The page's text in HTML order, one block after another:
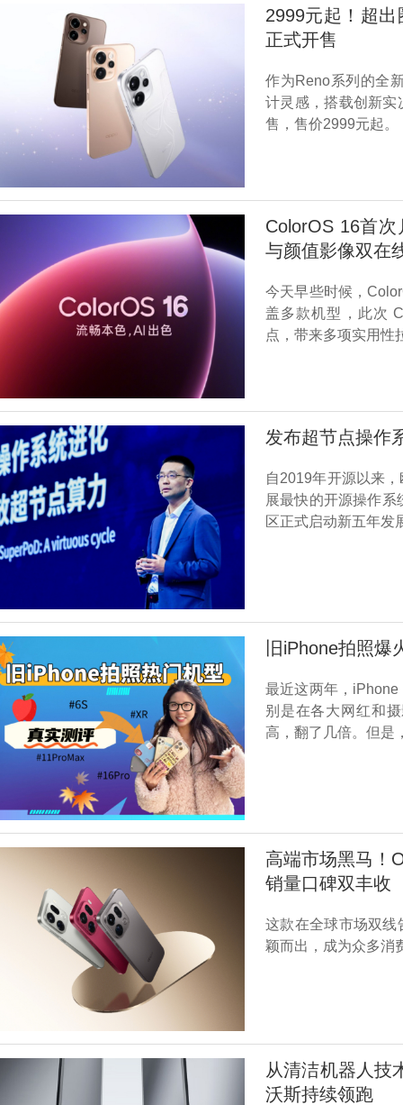
2999元起！超
正式开售
作为Reno系列的全
计灵感，搭载创新实
售，售价2999元起。
ColorOS 16首
与颜值影像双在
今天早些时候，
盖多款机型，此次
点，带来多项实用
发布超节点操作
自2019年开源以来
展最快的开源操作
区正式启动新五年
旧iPhone拍照爆
最近这两年，
别是在各大网红和
高，翻了几倍。但是
高端市场黑马！
销量口碑双丰收
这款在全球市场双线
颖而出，成为众多消
从清洁机器人技
沃斯持续领跑